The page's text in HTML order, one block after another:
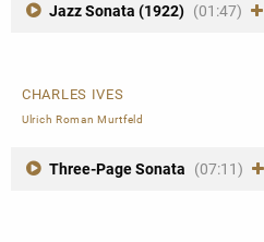
Jazz Sonata (1922) (01:47)
CHARLES IVES
Ulrich Roman Murtfeld
Three-Page Sonata (07:11)